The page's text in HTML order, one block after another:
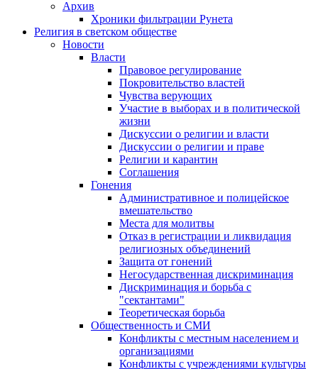
Архив
Хроники фильтрации Рунета
Религия в светском обществе
Новости
Власти
Правовое регулирование
Покровительство властей
Чувства верующих
Участие в выборах и в политической
жизни
Дискуссии о религии и власти
Дискуссии о религии и праве
Религии и карантин
Соглашения
Гонения
Административное и полицейское
вмешательство
Места для молитвы
Отказ в регистрации и ликвидация
религиозных объединений
Защита от гонений
Негосударственная дискриминация
Дискриминация и борьба с
"сектантами"
Теоретическая борьба
Общественность и СМИ
Конфликты с местным населением и
организациями
Конфликты с учреждениями культуры